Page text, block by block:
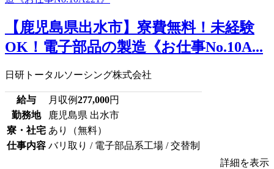
【鹿児島県出水市】寮費無料！未経験
OK！電子部品の製造《お仕事No.10A...
日研トータルソーシング株式会社
給与 月収例277,000円
勤務地
鹿児島県 出水市
寮・社宅 あり（無料）
仕事内容 バリ取り / 電子部品系工場 / 交替制
詳細を表示